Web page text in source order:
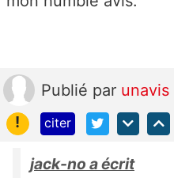
Publié par unavis
!
citer
jack-no a écrit